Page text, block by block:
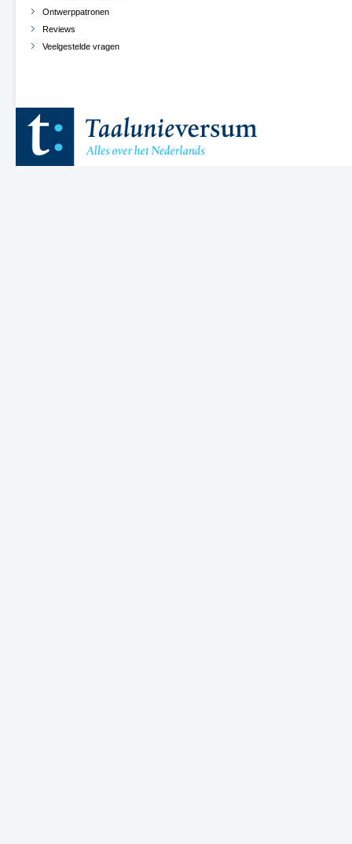
Ontwerppatronen
Reviews
Veelgestelde vragen